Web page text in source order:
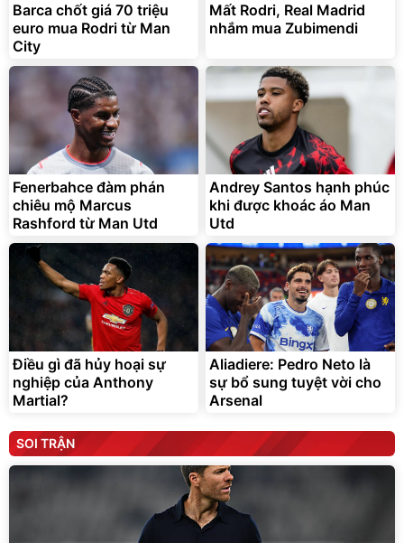
Barca chốt giá 70 triệu
euro mua Rodri từ Man
City
Mất Rodri, Real Madrid
nhắm mua Zubimendi
Fenerbahce đàm phán
chiêu mộ Marcus
Rashford từ Man Utd
Andrey Santos hạnh phúc
khi được khoác áo Man
Utd
Điều gì đã hủy hoại sự
nghiệp của Anthony
Martial?
Aliadiere: Pedro Neto là
sự bổ sung tuyệt vời cho
Arsenal
SOI TRẬN